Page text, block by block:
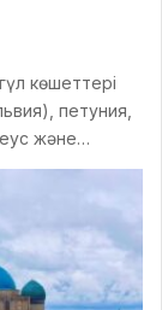
көшеттері
петуния,
және…